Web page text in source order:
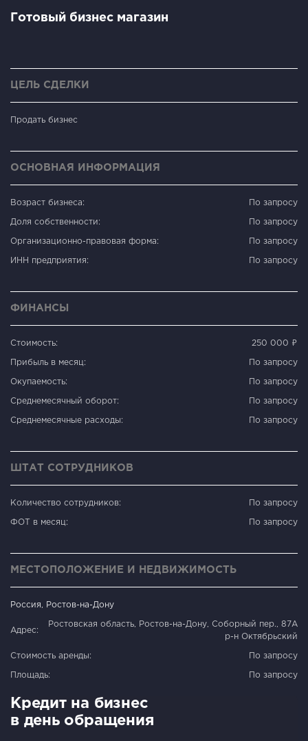
Готовый бизнес магазин
ЦЕЛЬ СДЕЛКИ
Продать бизнес
ОСНОВНАЯ ИНФОРМАЦИЯ
Возраст бизнеса: По запросу
Доля собственности: По запросу
Организационно-правовая форма: По запросу
ИНН предприятия: По запросу
ФИНАНСЫ
Стоимость: 250 000 ₽
Прибыль в месяц: По запросу
Окупаемость: По запросу
Среднемесячный оборот: По запросу
Среднемесячные расходы: По запросу
ШТАТ СОТРУДНИКОВ
Количество сотрудников: По запросу
ФОТ в месяц: По запросу
МЕСТОПОЛОЖЕНИЕ И НЕДВИЖИМОСТЬ
Россия, Ростов-на-Дону
Адрес:
Ростовская область, Ростов-на-Дону, Соборный пер., 87А
р-н Октябрьский
Стоимость аренды: По запросу
Площадь: По запросу
Кредит на бизнес
в день обращения